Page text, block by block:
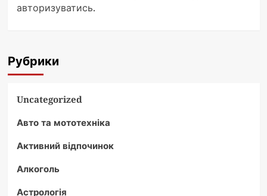
авторизуватись.
Рубрики
Uncategorized
Авто та мототехніка
Активний відпочинок
Алкоголь
Астрологія